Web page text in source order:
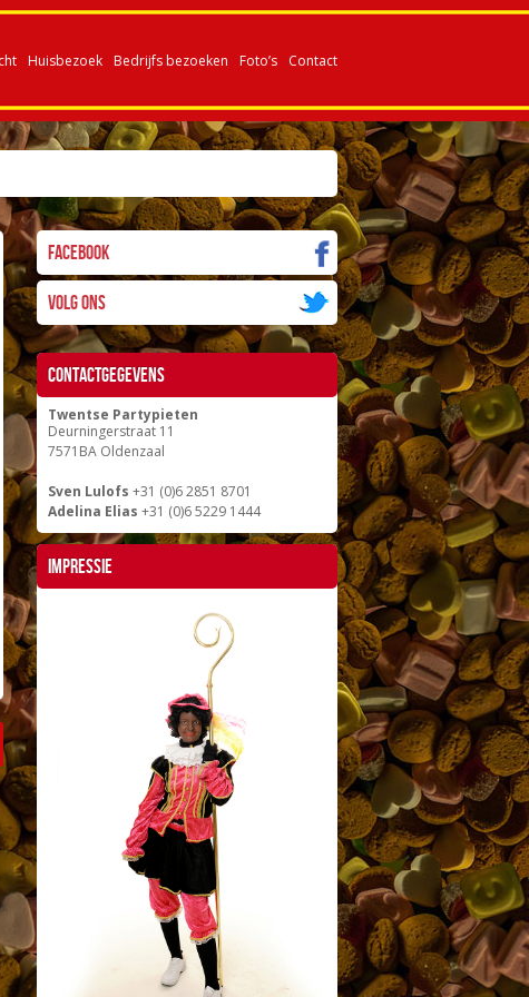
Huisbezoek Bedrijfs bezoeken Foto’s Contact
Facebook
Volg ons
Contactgegevens
Twentse Partypieten
Deurningerstraat 11
7571BA Oldenzaal
Sven Lulofs +31 (0)6 2851 8701
Adelina Elias +31 (0)6 5229 1444
Impressie